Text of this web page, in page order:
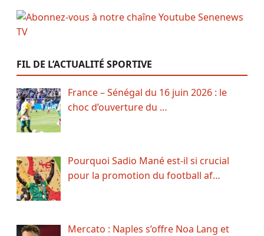
FIL DE L’ACTUALITÉ SPORTIVE
France – Sénégal du 16 juin 2026 : le
choc d’ouverture du …
Pourquoi Sadio Mané est-il si crucial
pour la promotion du football af…
Mercato : Naples s’offre Noa Lang et